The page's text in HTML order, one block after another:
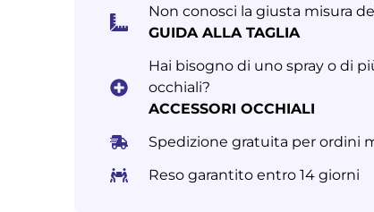
Non conosci la giusta misura
GUIDA ALLA TAGLIA
Hai bisogno di uno spray o di
occhiali?
ACCESSORI OCCHIALI
Spedizione gratuita per ordini
Reso garantito entro 14 giorni